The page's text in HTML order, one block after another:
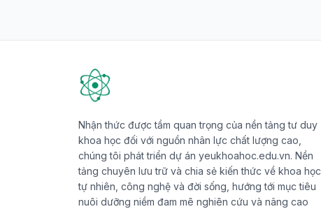
Nhận thức được tầm quan trọng của nền tảng tư duy
khoa học đối với nguồn nhân lực chất lượng cao,
chúng tôi phát triển dự án yeukhoahoc.edu.vn. Nền
tảng chuyên lưu trữ và chia sẻ kiến thức về khoa học
tự nhiên, công nghệ và đời sống, hướng tới mục tiêu
nuôi dưỡng niềm đam mê nghiên cứu và nâng cao